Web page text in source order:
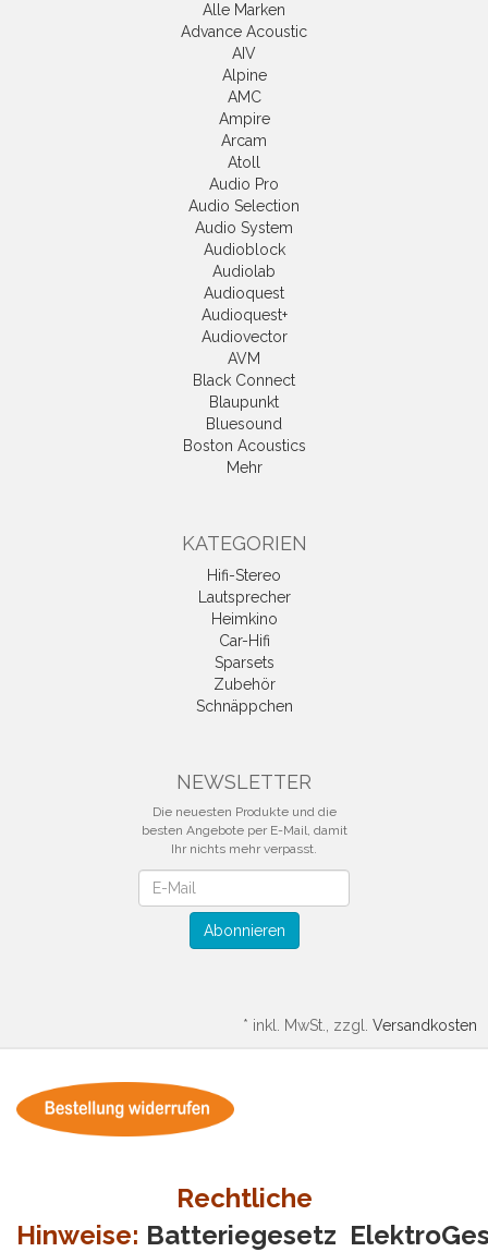
Alle Marken
Advance Acoustic
AIV
Alpine
AMC
Ampire
Arcam
Atoll
Audio Pro
Audio Selection
Audio System
Audioblock
Audiolab
Audioquest
Audioquest+
Audiovector
AVM
Black Connect
Blaupunkt
Bluesound
Boston Acoustics
Mehr
KATEGORIEN
Hifi-Stereo
Lautsprecher
Heimkino
Car-Hifi
Sparsets
Zubehör
Schnäppchen
NEWSLETTER
Die neuesten Produkte und die
besten Angebote per E-Mail, damit
Ihr nichts mehr verpasst.
Abonnieren
* inkl. MwSt., zzgl. Versandkosten
Rechtliche
Hinweise: Batteriegesetz